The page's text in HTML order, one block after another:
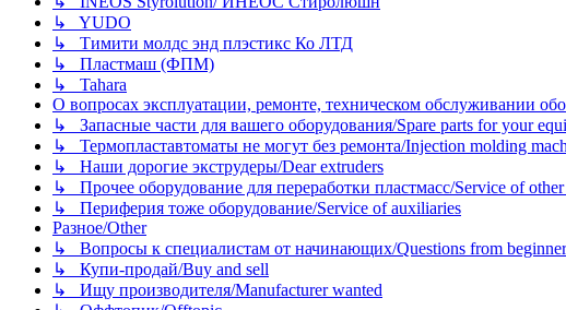
↳ YUDO
↳ Тимити молдс энд плэстикс Ко ЛТД
↳ Пластмаш (ФПМ)
↳ Tahara
О вопросах эксплуатации, ремонте, техническом обслуживании
↳ Запасные части для вашего оборудования/Spare parts for your
↳ Термопластавтоматы не могут без ремонта/Injection molding
↳ Наши дорогие экструдеры/Dear extruders
↳ Прочее оборудование для переработки пластмасс/Service of
↳ Периферия тоже оборудование/Service of auxiliaries
Разное/Other
↳ Вопросы к специалистам от начинающих/Questions from
↳ Купи-продай/Buy and sell
↳ Ищу производителя/Manufacturer wanted